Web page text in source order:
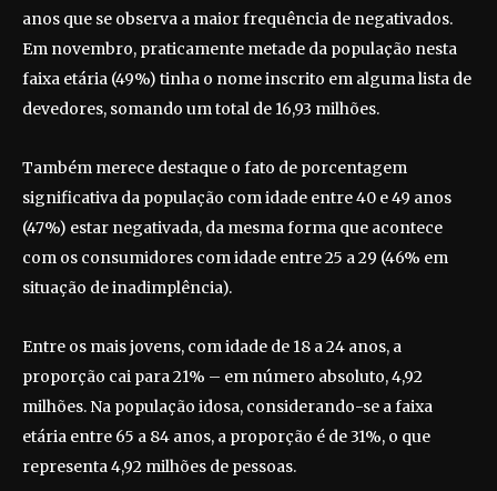
anos que se observa a maior frequência de negativados.
Em novembro, praticamente metade da população nesta
faixa etária (49%) tinha o nome inscrito em alguma lista de
devedores, somando um total de 16,93 milhões.
Também merece destaque o fato de porcentagem
significativa da população com idade entre 40 e 49 anos
(47%) estar negativada, da mesma forma que acontece
com os consumidores com idade entre 25 a 29 (46% em
situação de inadimplência).
Entre os mais jovens, com idade de 18 a 24 anos, a
proporção cai para 21% – em número absoluto, 4,92
milhões. Na população idosa, considerando-se a faixa
etária entre 65 a 84 anos, a proporção é de 31%, o que
representa 4,92 milhões de pessoas.